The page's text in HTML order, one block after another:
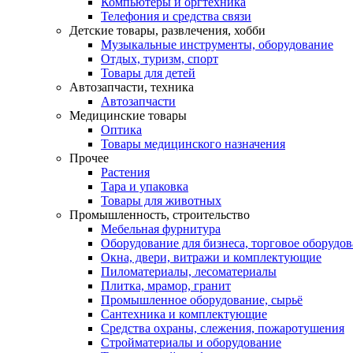
Телефония и средства связи
Детские товары, развлечения, хобби
Музыкальные инструменты, оборудование
Отдых, туризм, спорт
Товары для детей
Автозапчасти, техника
Автозапчасти
Медицинские товары
Оптика
Товары медицинского назначения
Прочее
Растения
Тара и упаковка
Товары для животных
Промышленность, строительство
Мебельная фурнитура
Оборудование для бизнеса, торговое
Окна, двери, витражи и комплектующие
Пиломатериалы, лесоматериалы
Плитка, мрамор, гранит
Промышленное оборудование, сырьё
Сантехника и комплектующие
Средства охраны, слежения, пожаротушения
Стройматериалы и оборудование